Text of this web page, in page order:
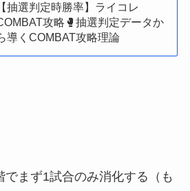
【抽選判定時勝率】ライコレ
攻略🥊抽選判定データか
導くCOMBAT攻略理論
でまず1試合のみ消化する（も